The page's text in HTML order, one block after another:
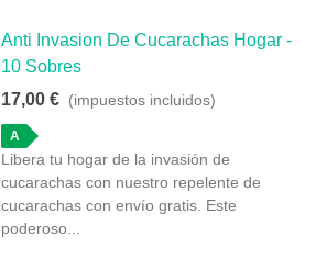
Anti Invasion De Cucarachas Hogar -
10 Sobres
17,00 € (impuestos incluidos)
A
Libera tu hogar de la invasión de
cucarachas con nuestro repelente de
cucarachas con envío gratis. Este
poderoso...